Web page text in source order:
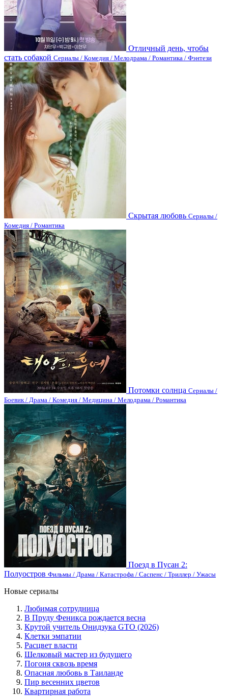
Отличный день, чтобы
стать собакой Сериалы / Комедия / Мелодрама / Романтика / Фэнтези
Скрытая любовь Сериалы /
Комедия / Романтика
Потомки солнца Сериалы /
Боевик / Драма / Комедия / Медицина / Мелодрама / Романтика
Поезд в Пусан 2:
Полуостров Фильмы / Драма / Катастрофа / Саспенс / Триллер / Ужасы
Новые сериалы
Любимая сотрудница
В Пруду Феникса рождается весна
Крутой учитель Онидзука GTO (2026)
Клетки эмпатии
Расцвет власти
Шелковый мастер из будущего
Погоня сквозь время
Опасная любовь в Таиланде
Пир весенних цветов
Квартирная работа